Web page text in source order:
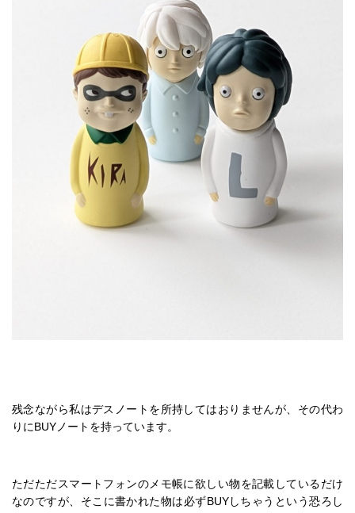
残念ながら私はデスノートを所持してはおりませんが、その代わ
りにBUYノートを持っています。
ただただスマートフォンのメモ帳に欲しい物を記載しているだけ
なのですが、そこに書かれた物は必ずBUYしちゃうという恐ろし